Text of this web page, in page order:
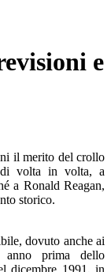
e
il merito del crollo
di volta in volta, a
a Ronald Reagan,
storico.
dovuto anche ai
anno prima dello
dicembre 1991, in